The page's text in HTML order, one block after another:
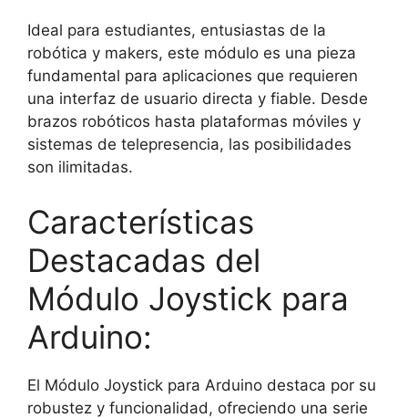
Ideal para estudiantes, entusiastas de la
robótica y makers, este módulo es una pieza
fundamental para aplicaciones que requieren
una interfaz de usuario directa y fiable. Desde
brazos robóticos hasta plataformas móviles y
sistemas de telepresencia, las posibilidades
son ilimitadas.
Características
Destacadas del
Módulo Joystick para
Arduino:
El Módulo Joystick para Arduino destaca por su
robustez y funcionalidad, ofreciendo una serie